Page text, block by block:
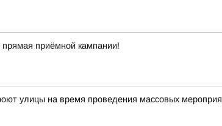
приёмной кампании!
улицы на время проведения массовых